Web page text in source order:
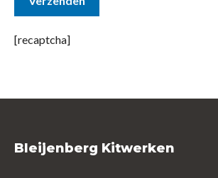
[recaptcha]
Bleijenberg Kitwerken